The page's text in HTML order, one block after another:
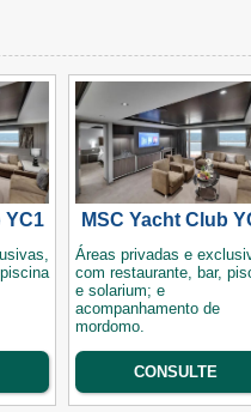
YC1 MSC Yacht Club
Áreas privadas e
com restaurante, bar,
e solarium; e
acompanhamento de
mordomo.
CONSULTE